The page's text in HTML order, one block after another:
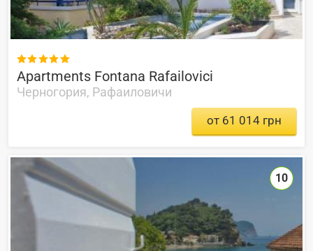

Apartments Fontana Rafailovici
Черногория, Рафаиловичи
от 61 014 грн
10